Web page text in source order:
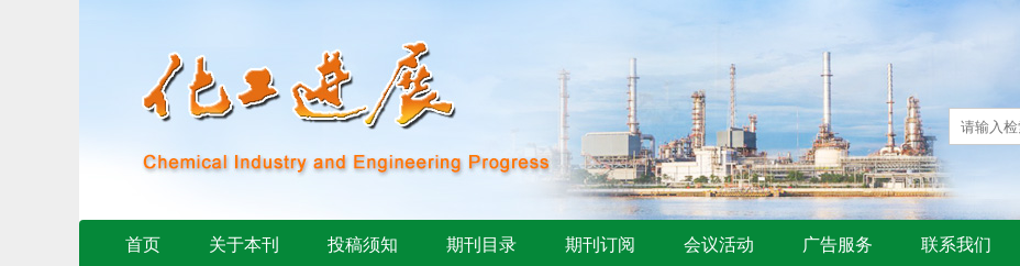
首页 关于本刊 投稿须知 期刊目录 期刊订阅 会议活动 广告服务 联系我们